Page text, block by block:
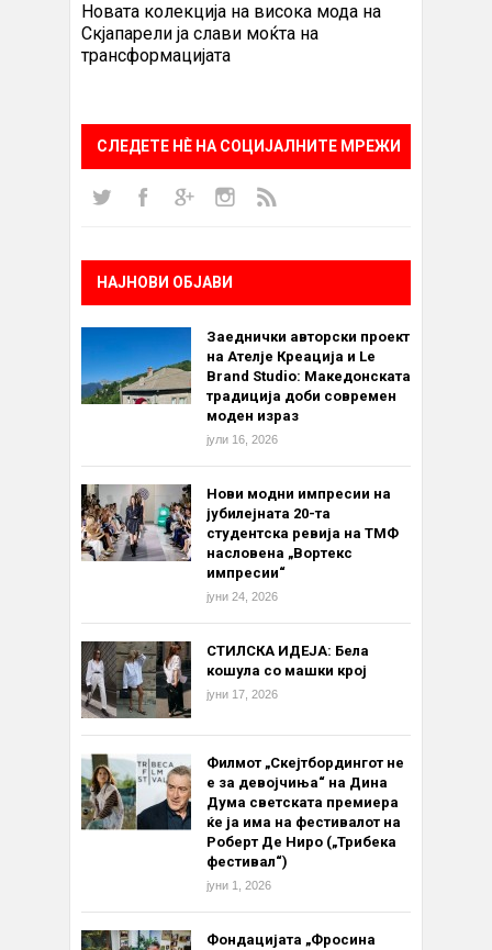
Новата колекција на висока мода на
Скјапарели ја слави моќта на
трансформацијата
СЛЕДЕТЕ НÈ НА СОЦИЈАЛНИТЕ МРЕЖИ
НАЈНОВИ ОБЈАВИ
Заеднички авторски проект
на Ателје Креација и Le
Brand Studio: Македонската
традиција доби современ
моден израз
јули 16, 2026
Нови модни импресии на
јубилејната 20-та
студентска ревија на ТМФ
насловена „Вортекс
импресии“
јуни 24, 2026
СТИЛСКА ИДЕЈА: Бела
кошула со машки крој
јуни 17, 2026
Филмот „Скејтбордингот не
е за девојчиња“ на Дина
Дума светската премиера
ќе ја има на фестивалот на
Роберт Де Ниро („Трибека
фестивал“)
јуни 1, 2026
Фондацијата „Фросина